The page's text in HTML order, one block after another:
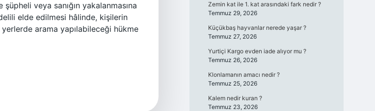
veya sanığın yakalanmasına
elde edilmesi hâlinde, kişilerin
arama yapılabileceği hükme
Zemin kat ile 1. kat arasındaki fark nedir ?
Temmuz 29, 2026
Küçükbaş hayvanlar nerede yaşar ?
Temmuz 27, 2026
Yurtiçi Kargo evden iade alıyor mu ?
Temmuz 26, 2026
Klonlamanın amacı nedir ?
Temmuz 25, 2026
Kalem nedir kuran ?
Temmuz 23, 2026